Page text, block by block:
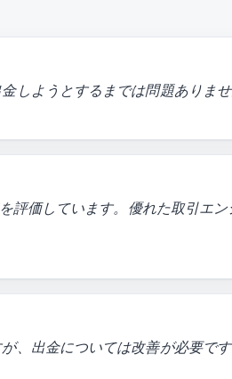
しようとするまでは問題ありませ
評価しています。優れた取引エ
、出金については改善が必要